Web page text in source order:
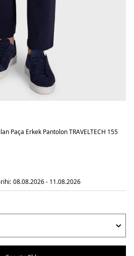
Paça Erkek Pantolon TRAVELTECH 155
08.08.2026 - 11.08.2026